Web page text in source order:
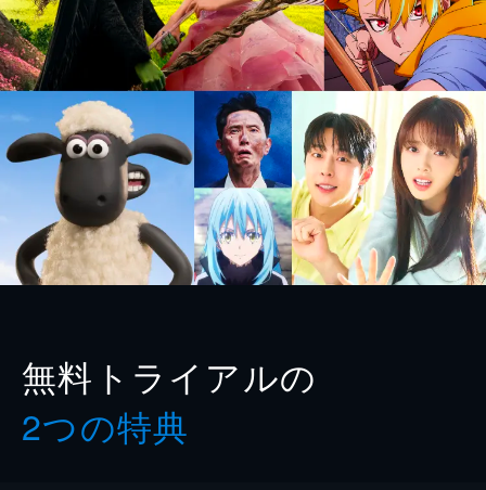
無料トライアルの
2つの特典